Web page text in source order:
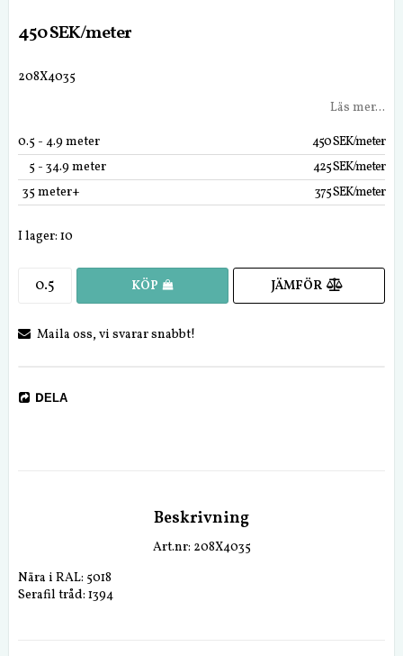
450 SEK/meter
208X4035
Läs mer...
0.5 - 4.9 meter
450 SEK/meter
5 - 34.9 meter
425 SEK/meter
35 meter+ 375 SEK/meter
I lager: 10
KÖP JÄMFÖR
Maila oss, vi svarar snabbt!
DELA
Beskrivning
Art.nr: 208X4035
Nära i RAL: 5018
Serafil tråd: 1394